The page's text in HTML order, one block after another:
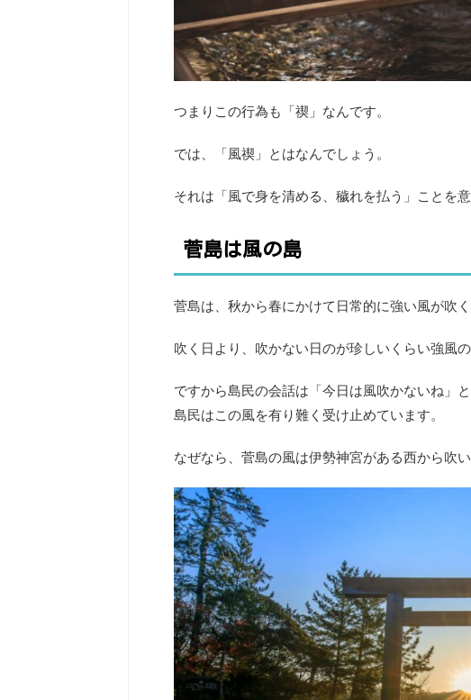
つまりこの行為も「禊」なんです。
では、「風禊」とはなんでしょう。
それは「風で身を清める、穢れを払う」ことを意
菅島は風の島
菅島は、秋から春にかけて日常的に強い風が吹く
吹く日より、吹かない日のが珍しいくらい強風
ですから島民の会話は「今日は風吹かないね」
島民はこの風を有り難く受け止めています。
なぜなら、菅島の風は伊勢神宮がある西から吹